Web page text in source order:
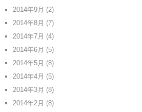
2014年9月 (2)
2014年8月 (7)
2014年7月 (4)
2014年6月 (5)
2014年5月 (8)
2014年4月 (5)
2014年3月 (8)
2014年2月 (8)